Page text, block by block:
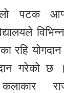
पटक
रहि
गरेको छ